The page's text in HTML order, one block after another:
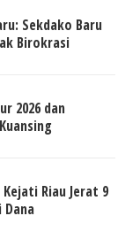
Sekdako Baru
Birokrasi
2026 dan
Riau Jerat 9
Dana